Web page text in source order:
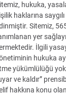
hukuka,
haklarına
Sitemiz,
yer
İlgili
hukuka
yükümlülüğü
ve kaldır”
hakkına konu